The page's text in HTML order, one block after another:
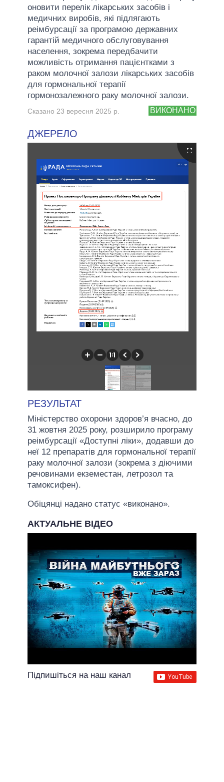
оновити перелік лікарських засобів і
медичних виробів, які підлягають
реімбурсації за програмою державних
гарантій медичного обслуговування
населення, зокрема передбачити
можливість отримання пацієнтками з
раком молочної залози лікарських засобів
для гормональної терапії
гормонозалежного раку молочної залози.
ВИКОНАНО
Сказано 23 вересня 2025 р.
ДЖЕРЕЛО
РЕЗУЛЬТАТ
Міністерство охорони здоров’я вчасно, до
31 жовтня 2025 року, розширило програму
реімбурсації «Доступні ліки», додавши до
неї 12 препаратів для гормональної терапії
раку молочної залози (зокрема з діючими
речовинами екземестан, летрозол та
тамоксифен).
Обіцянці надано статус «виконано».
АКТУАЛЬНЕ ВІДЕО
Підпишіться на наш канал